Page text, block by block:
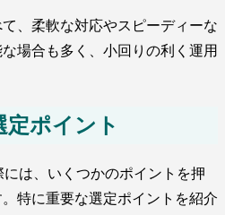
、柔軟な対応やスピーディーな
場合も多く、小回りの利く運用
定ポイント
は、いくつかのポイントを押
特に重要な選定ポイントを紹介